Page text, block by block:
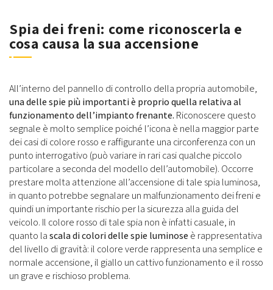
Spia dei freni: come riconoscerla e
cosa causa la sua accensione
All’interno del pannello di controllo della propria automobile,
una delle spie più importanti è proprio quella relativa al
funzionamento dell’impianto frenante. Riconoscere questo
segnale è molto semplice poiché l’icona è nella maggior parte
dei casi di colore rosso e raffigurante una circonferenza con un
punto interrogativo (può variare in rari casi qualche piccolo
particolare a seconda del modello dell’automobile). Occorre
prestare molta attenzione all’accensione di tale spia luminosa,
in quanto potrebbe segnalare un malfunzionamento dei freni e
quindi un importante rischio per la sicurezza alla guida del
veicolo. Il colore rosso di tale spia non è infatti casuale, in
quanto lascala di colori delle spie luminoseè rappresentativa
del livello di gravità: il colore verde rappresenta una semplice e
normale accensione, il giallo un cattivo funzionamento e il rosso
un grave e rischioso problema.